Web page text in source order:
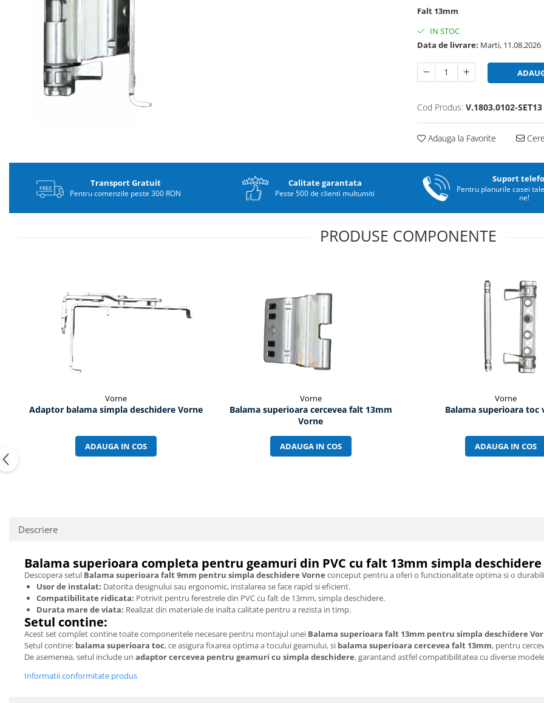
Falt 13mm
IN STOC
Data de livrare: Marti, 11.08.2026
Cod Produs: V.1803.0102-SET13
Adauga la Favorite
Transport Gratuit
Pentru comenzile peste 300 RON
Calitate garantata
Peste 500 de clienti multumiti
Suport
Pentru planurile casei
ne!
PRODUSE COMPONENTE
Vorne
Adaptor balama simpla deschidere Vorne
ADAUGA IN COS
Vorne
Balama superioara cercevea falt 13mm
Vorne
ADAUGA IN COS
Vorne
Balama superioara toc
ADAUGA IN COS
Descriere
Balama superioara completa pentru geamuri din PVC cu falt 13mm simpla deschidere
Descopera setul Balama superioara falt 9mm pentru simpla deschidere Vorne conceput pentru a oferi o functionalitate optima si o
Usor de instalat: Datorita designului sau ergonomic, instalarea se face rapid si eficient.
Compatibilitate ridicata: Potrivit pentru ferestrele din PVC cu falt de 13mm, simpla deschidere.
Durata mare de viata: Realizat din materiale de inalta calitate pentru a rezista in timp.
Setul contine:
Acest set complet contine toate componentele necesare pentru montajul unei Balama superioara falt 13mm pentru simpla deschidere
Setul contine: balama superioara toc, ce asigura fixarea optima a tocului geamului, si balama superioara cercevea falt 13mm, pentru
De asemenea, setul include un adaptor cercevea pentru geamuri cu simpla deschidere, garantand astfel compatibilitatea cu diverse
Informatii conformitate produs